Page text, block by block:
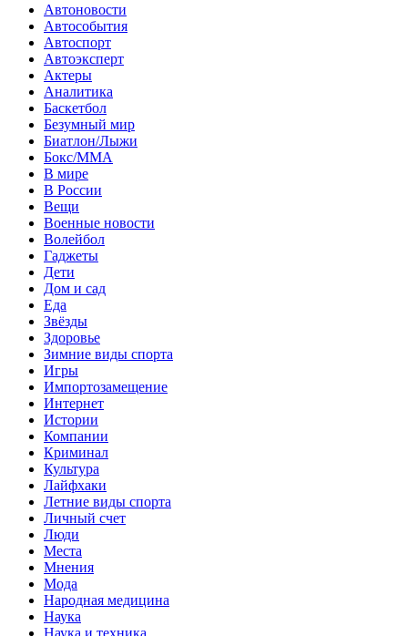
Автоновости
Автособытия
Автоспорт
Автоэксперт
Актеры
Аналитика
Баскетбол
Безумный мир
Биатлон/Лыжи
Бокс/MMA
В мире
В России
Вещи
Военные новости
Волейбол
Гаджеты
Дети
Дом и сад
Еда
Звёзды
Здоровье
Зимние виды спорта
Игры
Импортозамещение
Интернет
Истории
Компании
Криминал
Культура
Лайфхаки
Летние виды спорта
Личный счет
Люди
Места
Мнения
Мода
Народная медицина
Наука
Наука и техника